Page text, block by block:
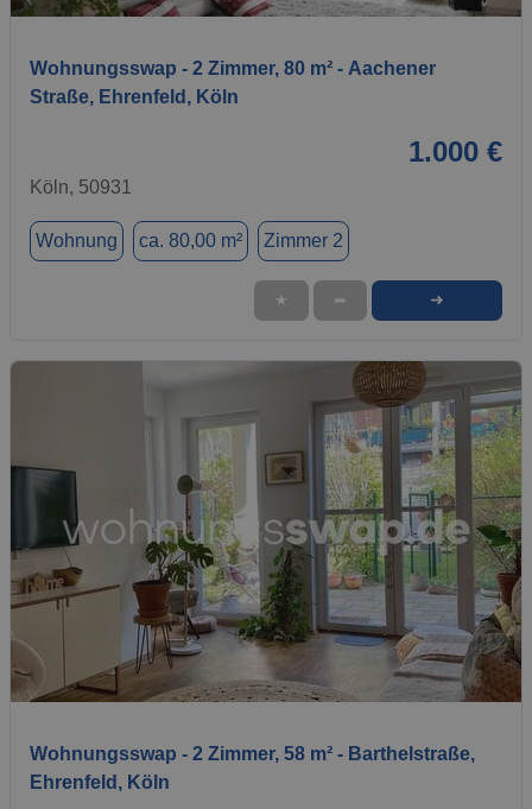
Wohnungsswap - 2 Zimmer, 80 m² - Aachener
Straße, Ehrenfeld, Köln
1.000 €
Köln, 50931
Wohnung ca. 80,00 m² Zimmer 2
★ ➦ ➜
1 / 6
Wohnungsswap - 2 Zimmer, 58 m² - Barthelstraße,
Ehrenfeld, Köln